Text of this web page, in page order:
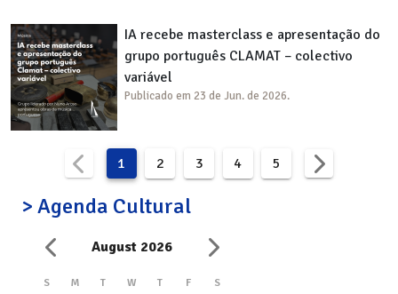
IA recebe masterclass e apresentação do
grupo português CLAMAT – colectivo
variável
Publicado em 23 de Jun. de 2026.
1 2 3 4 5
> Agenda Cultural
August 2026
S M T W T F S